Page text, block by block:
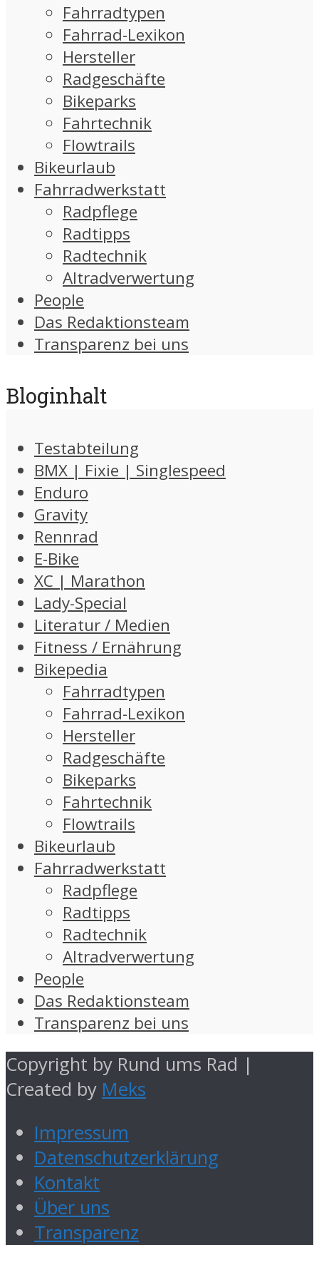
Fahrradtypen
Fahrrad-Lexikon
Hersteller
Radgeschäfte
Bikeparks
Fahrtechnik
Flowtrails
Bikeurlaub
Fahrradwerkstatt
Radpflege
Radtipps
Radtechnik
Altradverwertung
People
Das Redaktionsteam
Transparenz bei uns
Bloginhalt
Testabteilung
BMX | Fixie | Singlespeed
Enduro
Gravity
Rennrad
E-Bike
XC | Marathon
Lady-Special
Literatur / Medien
Fitness / Ernährung
Bikepedia
Fahrradtypen
Fahrrad-Lexikon
Hersteller
Radgeschäfte
Bikeparks
Fahrtechnik
Flowtrails
Bikeurlaub
Fahrradwerkstatt
Radpflege
Radtipps
Radtechnik
Altradverwertung
People
Das Redaktionsteam
Transparenz bei uns
Copyright by Rund ums Rad |
Created by Meks
Impressum
Datenschutzerklärung
Kontakt
Über uns
Transparenz